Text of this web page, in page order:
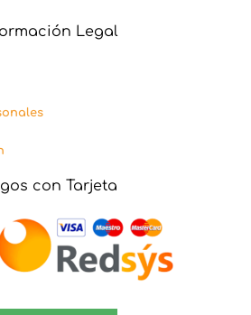
Legal
con Tarjeta